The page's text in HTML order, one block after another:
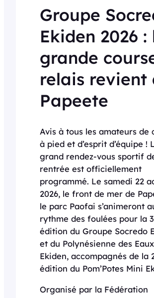
Groupe
Ekiden 2026 :
grande
relais revient
Papeete
Avis à tous les amateurs de
à pied et d’esprit d’équipe !
grand rendez-vous sportif
rentrée est officiellement
programmé. Le samedi 22
2026, le front de mer de
le parc Paofai s’animeront
rythme des foulées pour la
édition du Groupe Socredo
et du Polynésienne des
Ekiden, accompagnés de la
édition du Pom’Potes Mini
Organisé par la Fédération